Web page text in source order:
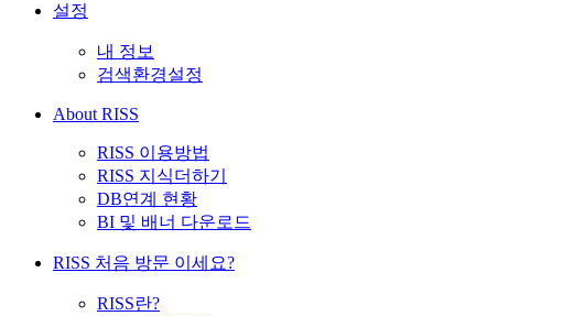
설정
내 정보
검색환경설정
About RISS
RISS 이용방법
RISS 지식더하기
DB연계 현황
BI 및 배너 다운로드
RISS 처음 방문 이세요?
RISS란?